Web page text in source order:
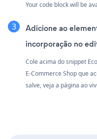
Your code block will be
Adicione ao
incorporação no
Cole acima do snippet
E-Commerce Shop que
salve, veja a página ao